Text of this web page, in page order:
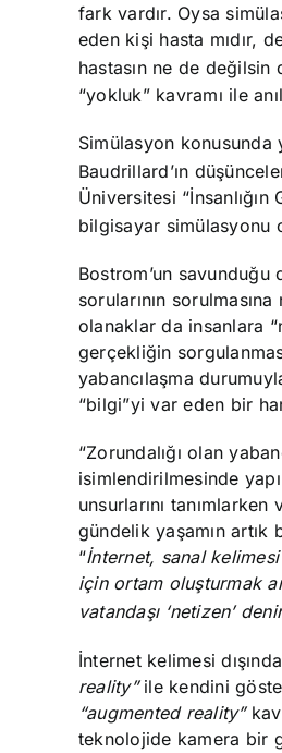
fark vardır. Oysa
eden kişi hasta mıdır,
hastasın ne de değilsin
“yokluk” kavramı ile
Simülasyon konusunda
Baudrillard’ın
Üniversitesi
bilgisayar simülasyonu
Bostrom’un savunduğu
sorularının
olanaklar da insanlara
gerçekliğin
yabancılaşma
“bilgi”yi var eden bir
“Zorundalığı olan
isimlendirilmesinde
unsurlarını
gündelik yaşamın artık
“İnternet, sanal
için ortam oluşturmak
vatandaşı ‘netizen’
İnternet kelimesi
reality”ile kendini
“augmented reality”
teknolojide kamera bir